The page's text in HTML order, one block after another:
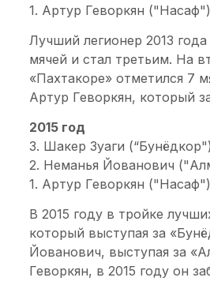
1. Артур Геворкян
Лучший легионер 2013
мячей и стал третьим. На
«Пахтакоре» отметился 7
Артур Геворкян, который
2015 год
3. Шакер Зуаги
2. Неманья Йованович
1. Артур Геворкян ("Насаф")
В 2015 году в тройке
который выступая за
Йованович, выступая за
Геворкян, в 2015 году он